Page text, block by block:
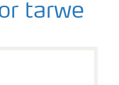
tarwe